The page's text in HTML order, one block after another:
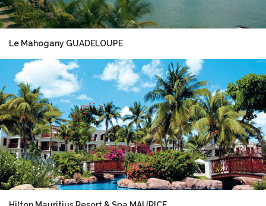
Le Mahogany GUADELOUPE